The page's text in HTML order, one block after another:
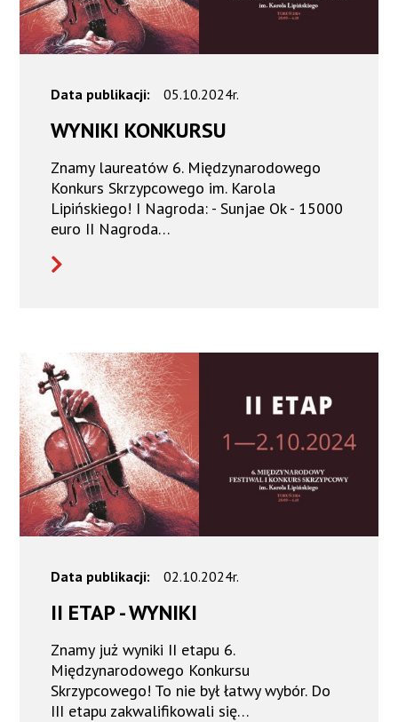
Data publikacji: 05.10.2024r.
WYNIKI KONKURSU
Znamy laureatów 6. Międzynarodowego
Konkurs Skrzypcowego im. Karola
Lipińskiego! I Nagroda: - Sunjae Ok - 15000
euro II Nagroda…
Data publikacji: 02.10.2024r.
II ETAP - WYNIKI
Znamy już wyniki II etapu 6.
Międzynarodowego Konkursu
Skrzypcowego! To nie był łatwy wybór. Do
III etapu zakwalifikowali się…